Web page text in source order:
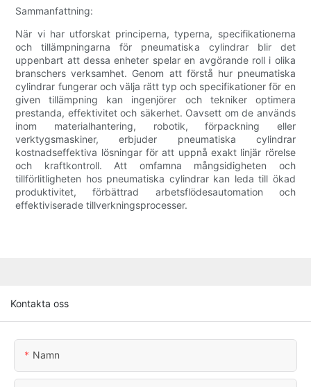
Sammanfattning:
När vi har utforskat principerna, typerna, specifikationerna
och tillämpningarna för pneumatiska cylindrar blir det
uppenbart att dessa enheter spelar en avgörande roll i olika
branschers verksamhet. Genom att förstå hur pneumatiska
cylindrar fungerar och välja rätt typ och specifikationer för en
given tillämpning kan ingenjörer och tekniker optimera
prestanda, effektivitet och säkerhet. Oavsett om de används
inom materialhantering, robotik, förpackning eller
verktygsmaskiner, erbjuder pneumatiska cylindrar
kostnadseffektiva lösningar för att uppnå exakt linjär rörelse
och kraftkontroll. Att omfamna mångsidigheten och
tillförlitligheten hos pneumatiska cylindrar kan leda till ökad
produktivitet, förbättrad arbetsflödesautomation och
effektiviserade tillverkningsprocesser.
Kontakta oss
Namn